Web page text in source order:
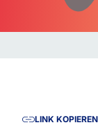
LINK KOPIEREN